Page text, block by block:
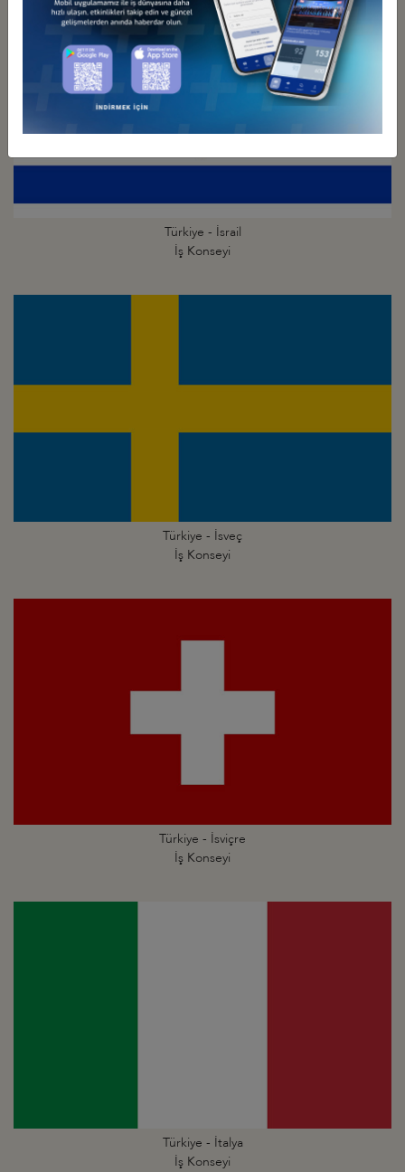
Türkiye - İsrail
İş Konseyi
Türkiye - İsveç
İş Konseyi
Türkiye - İsviçre
İş Konseyi
Türkiye - İtalya
İş Konseyi